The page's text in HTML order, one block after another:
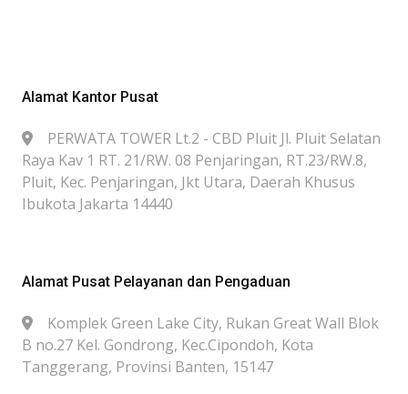
Alamat Kantor Pusat
PERWATA TOWER Lt.2 - CBD Pluit Jl. Pluit Selatan
Raya Kav 1 RT. 21/RW. 08 Penjaringan, RT.23/RW.8,
Pluit, Kec. Penjaringan, Jkt Utara, Daerah Khusus
Ibukota Jakarta 14440
Alamat Pusat Pelayanan dan Pengaduan
Komplek Green Lake City, Rukan Great Wall Blok
B no.27 Kel. Gondrong, Kec.Cipondoh, Kota
Tanggerang, Provinsi Banten, 15147